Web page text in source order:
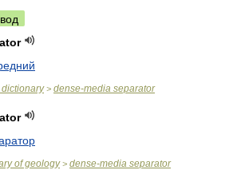
> dense-media separator
of geology> dense-media separator